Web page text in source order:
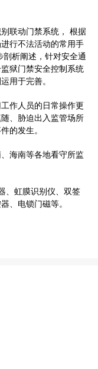
动门禁系统， 根据
行不法活动的常用手
析阐述，针对安全通
狱门禁安全控制系统
用于完善。
作人员的日常操作更
、胁迫出入监管场所
的发生。
海南等各地看守所监
、虹膜识别仪、双签
、电锁门磁等。